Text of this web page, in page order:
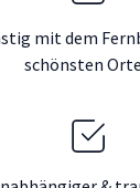
mit dem
schönsten